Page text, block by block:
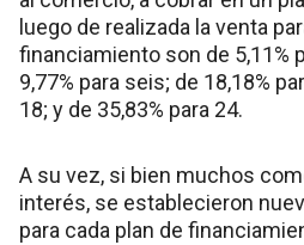
luego de realizada la venta
financiamiento son de 5,11%
9,77% para seis; de 18,18%
18; y de 35,83% para 24.
A su vez, si bien muchos
interés, se establecieron
para cada plan de